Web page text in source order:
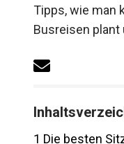
Tipps, wie man
Busreisen plant
1 Die besten